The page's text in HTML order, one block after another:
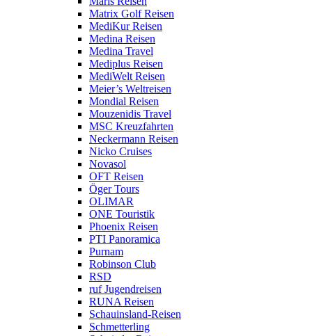
Matrix Golf Reisen
MediKur Reisen
Medina Reisen
Medina Travel
Mediplus Reisen
MediWelt Reisen
Meier’s Weltreisen
Mondial Reisen
Mouzenidis Travel
MSC Kreuzfahrten
Neckermann Reisen
Nicko Cruises
Novasol
OFT Reisen
Öger Tours
OLIMAR
ONE Touristik
Phoenix Reisen
PTI Panoramica
Purnam
Robinson Club
RSD
ruf Jugendreisen
RUNA Reisen
Schauinsland-Reisen
Schmetterling